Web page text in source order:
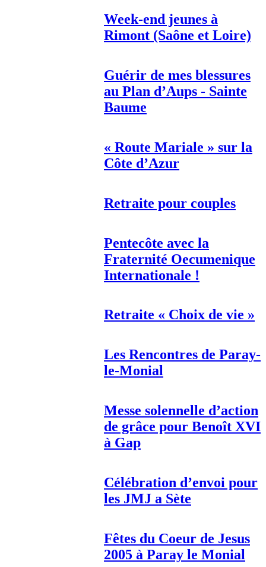
Week-end jeunes à
Rimont (Saône et Loire)
Guérir de mes blessures
au Plan d’Aups - Sainte
Baume
« Route Mariale » sur la
Côte d’Azur
Retraite pour couples
Pentecôte avec la
Fraternité Oecumenique
Internationale !
Retraite « Choix de vie »
Les Rencontres de Paray-
le-Monial
Messe solennelle d’action
de grâce pour Benoît XVI
à Gap
Célébration d’envoi pour
les JMJ a Sète
Fêtes du Coeur de Jesus
2005 à Paray le Monial